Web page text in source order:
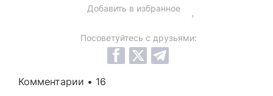
Добавить в избранное
Посоветуйтесь с друзьями:
Комментарии • 16